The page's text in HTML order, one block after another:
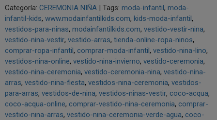
Categoría: CEREMONIA NIÑA | Tags: moda-infantil moda-
infantil-kids www.modainfantilkids.com kids-moda-infantil
vestidos-para-ninas modainfantilkids.com vestido-vestir-nina
vestido-nina-vestir vestido-arras tienda-online-ropa-ninos
comprar-ropa-infantil comprar-moda-infantil vestido-nina-lino
vestidos-nina-online vestido-nina-invierno vestido-ceremonia
vestido-nina-ceremonia vestido-ceremonia-nina vestido-nina-
arras vestido-nina-fiesta vestidos-nina-ceremonia vestidos-
para-arras vestidos-de-nina vestidos-ninas-vestir coco-acqua
coco-acqua-online comprar-vestido-nina-ceremonia comprar-
vestido-nina-arras vestido-nina-ceremonia-verde-agua coco-